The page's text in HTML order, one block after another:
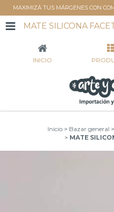
MAXIMIZÁ TUS MÁRGENES CON
MATE SILICONA
INICIO
Inicio > Bazar general >
> MATE